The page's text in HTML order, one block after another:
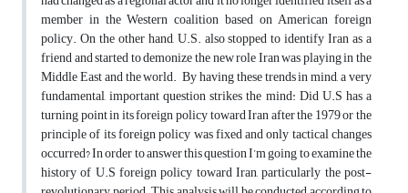
member in the Western coalition based on American foreign
policy. On the other hand, U.S. also stopped to identify Iran as a
friend and started to demonize the new role Iran was playing in the
Middle East and the world. By having these trends in mind, a very
fundamental, important question strikes the mind: Did U.S has a
turning point in its foreign policy toward Iran after the 1979 or the
principle of its foreign policy was fixed and only tactical changes
occurred? In order to answer this question I’m going to examine the
history of U.S foreign policy toward Iran, particularly the post-